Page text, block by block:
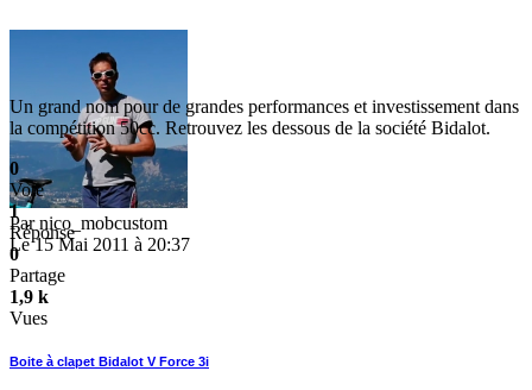
Parnico_mobcustom
Le 15 Mai 2011 à 20:37
Un grand nom pour de grandes performances et investissement dans
la compétition 50cc. Retrouvez les dessous de la société Bidalot.
0
Vote
1
Réponse
0
Partage
1,9 k
Vues
Boite à clapet Bidalot V Force 3i